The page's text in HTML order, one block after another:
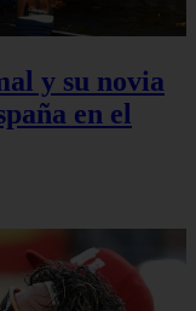
y su novia
en el